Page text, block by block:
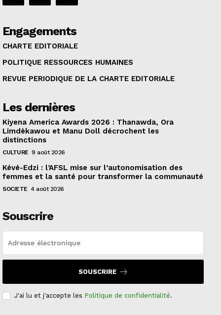
Engagements
CHARTE EDITORIALE
POLITIQUE RESSOURCES HUMAINES
REVUE PERIODIQUE DE LA CHARTE EDITORIALE
Les dernières
Kiyena America Awards 2026 : Thanawda, Ora
Limdèkawou et Manu Doll décrochent les
distinctions
CULTURE 9 août 2026
Kévé-Edzi : l’AFSL mise sur l’autonomisation des
femmes et la santé pour transformer la communauté
SOCIETE 4 août 2026
Souscrire
SOUSCRIRE
J'ai lu et j'accepte les Politique de confidentialité.